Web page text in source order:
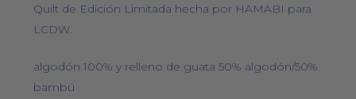
Quilt de Edición Limitada hecha por HAMABI para
LCDW.
algodón 100% y relleno de guata 50% algodón/50%
bambú